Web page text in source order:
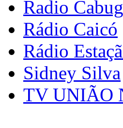
Radio
Rádio Caicó
Rádio
Sidney Silva
TV UNIÃO